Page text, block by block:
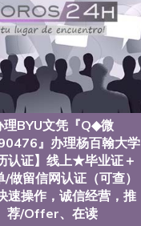
理BYU文凭『Q◆微
』办理杨百翰大学
认证】线上★毕业证＋
/做留信网认证（可查）
速操作，诚信经营，推
荐/Offer、在读